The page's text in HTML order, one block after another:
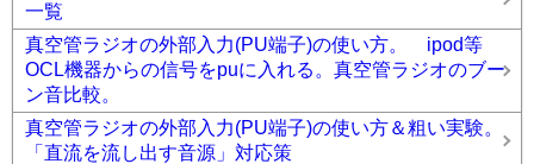
一覧
真空管ラジオの外部入力(PU端子)の使い方。 ipod等
OCL機器からの信号をpuに入れる。真空管ラジオのブー
ン音比較。
真空管ラジオの外部入力(PU端子)の使い方＆粗い実験。
「直流を流し出す音源」対応策